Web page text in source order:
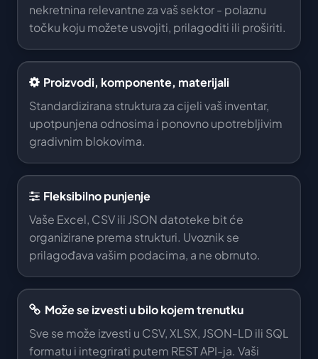
nekretnina relevantne za vaš sektor - polaznu
točku koju možete usvojiti, prilagoditi ili proširiti.
Proizvodi, komponente, materijali
Standardizirana struktura za cijeli vaš inventar,
upotpunjena odnosima i ponovno upotrebljivim
gradivnim blokovima.
Fleksibilno punjenje
Vaše Excel, CSV ili JSON datoteke bit će
organizirane prema strukturi. Uvoznik se
prilagođava vašim podacima, a ne obrnuto.
Može se izvesti u bilo kojem trenutku
Sve se može izvesti u CSV, XLSX, JSON-LD ili SQL
formatu i integrirati putem REST API-ja. Vaši